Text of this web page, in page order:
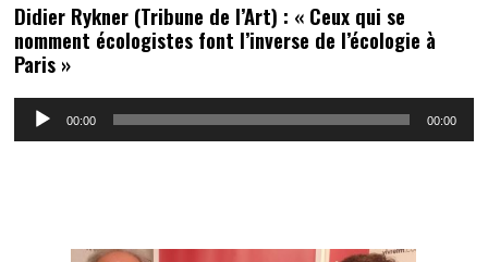
Didier Rykner (Tribune de l’Art) : « Ceux qui se
nomment écologistes font l’inverse de l’écologie à
Paris »
Lecteur
00:00 00:00